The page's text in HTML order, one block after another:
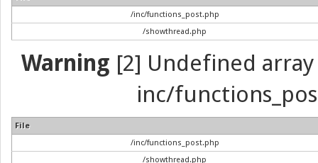
/inc/functions_post.php
/showthread.php
Warning [2] Undefined
inc/
File
/inc/functions_post.php
/showthread.php